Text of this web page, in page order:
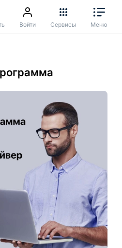
Войти Сервисы Меню